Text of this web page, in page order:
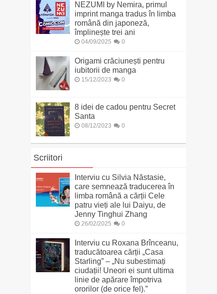
NEZUMI by Nemira, primul
imprint manga tradus în limba
română din japoneză,
împlinește trei ani
04/09/2025 0
Origami crăciunești pentru
iubitorii de manga
15/12/2023 0
8 idei de cadou pentru Secret
Santa
08/12/2023 0
Scriitori
Interviu cu Silvia Năstasie,
care semnează traducerea în
limba română a cărții Cele
patru vieți ale lui Daiyu, de
Jenny Tinghui Zhang
26/02/2025 0
Interviu cu Roxana Brînceanu,
traducătoarea cărții „Casa
Starling” – „Nu subestimați
ciudații! Uneori ei sunt ultima
linie de apărare împotriva
ororilor (de orice fel).”